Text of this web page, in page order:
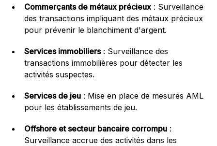
Commerçants de métaux précieux : Surveillance
des transactions impliquant des métaux précieux
pour prévenir le blanchiment d'argent.
Services immobiliers: Surveillance des
transactions immobilières pour détecter les
activités suspectes.
Services de jeu : Mise en place de mesures AML
pour les établissements de jeu.
Offshore et secteur bancaire corrompu :
Surveillance accrue des activités dans les